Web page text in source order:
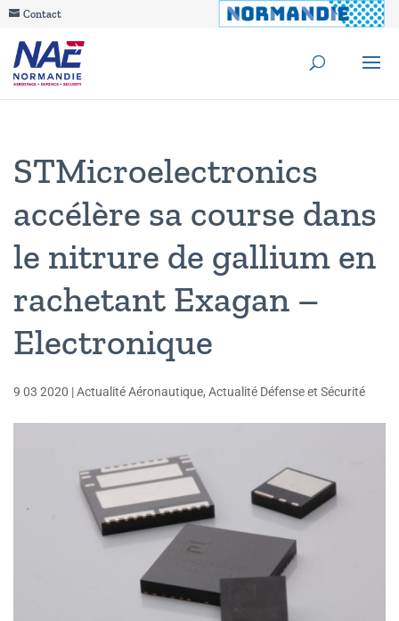
Contact
STMicroelectronics
accélère sa course dans
le nitrure de gallium en
rachetant Exagan –
Electronique
9 03 2020 |Actualité Aéronautique, Actualité Défense et Sécurité